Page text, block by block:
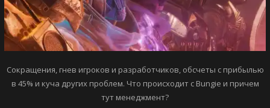
Сокращения, гнев игроков и разработчиков, обсчеты с прибылью
в 45% и куча других проблем. Что происходит с Bungie и причем
тут менеджмент?